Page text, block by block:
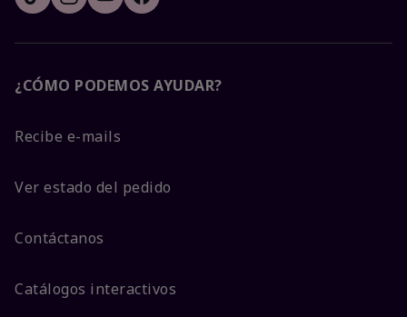
¿CÓMO PODEMOS AYUDAR?
Recibe e-mails
Ver estado del pedido
Contáctanos
Catálogos interactivos